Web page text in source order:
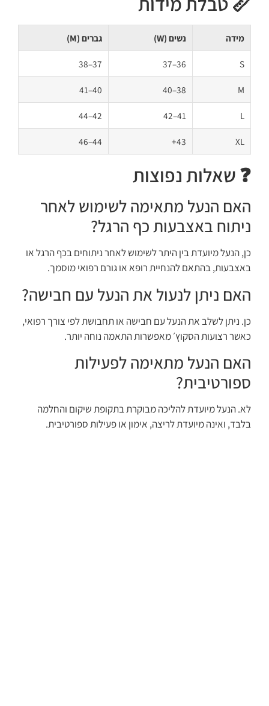
מידה נשים (W) גברים (M)
S
36–37
37–38
M
38–40
40–41
L
41–42
42–44
XL
43+
44–46
❓ שאלות נפוצות
האם הנעל מתאימה לשימוש לאחר
ניתוח באצבעות כף הרגל?
כן, הנעל מיועדת בין היתר לשימוש לאחר ניתוחים בכף הרגל או
באצבעות, בהתאם להנחיית רופא או גורם רפואי מוסמך.
האם ניתן לנעול את הנעל עם חבישה?
כן. ניתן לשלב את הנעל עם חבישה או תחבושת לפי צורך רפואי,
כאשר רצועות הסקוץ׳ מאפשרות התאמה נוחה יותר.
האם הנעל מתאימה לפעילות
ספורטיבית?
לא. הנעל מיועדת להליכה מבוקרת בתקופת שיקום והחלמה
בלבד, ואינה מיועדת לריצה, אימון או פעילות ספורטיבית.